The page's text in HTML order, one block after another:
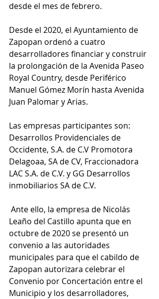
desde el mes de febrero.
Desde el 2020, el Ayuntamiento de
Zapopan ordenó a cuatro
desarrolladores financiar y construir
la prolongación de la Avenida Paseo
Royal Country, desde Periférico
Manuel Gómez Morín hasta Avenida
Juan Palomar y Arias.
Las empresas participantes son:
Desarrollos Providenciales de
Occidente, S.A. de C.V Promotora
Delagoaa, SA de CV, Fraccionadora
LAC S.A. de C.V. y GG Desarrollos
inmobiliarios SA de C.V.
Leaño del Castillo apunta que en
octubre de 2020 se presentó un
convenio a las autoridades
municipales para que el cabildo de
Zapopan autorizara celebrar el
Convenio por Concertación entre el
Municipio y los desarrolladores,